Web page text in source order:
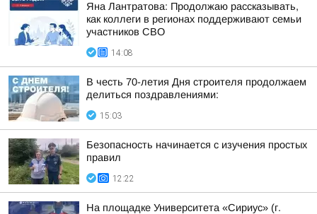
Яна Лантратова: Продолжаю рассказывать,
как коллеги в регионах поддерживают семьи
участников СВО
14:08
В честь 70-летия Дня строителя продолжаем
делиться поздравлениями:
15:03
Безопасность начинается с изучения простых
правил
12:22
На площадке Университета «Сириус» (г.